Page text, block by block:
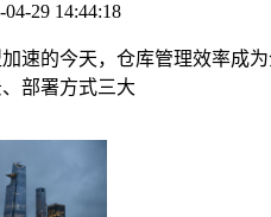
04-29 14:44:18
速的今天，仓库管理效率成
部署方式三大